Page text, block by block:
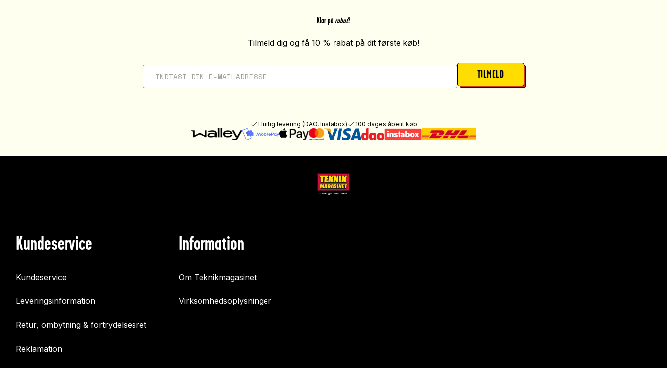
Klar på rabat?
Tilmeld dig og få 10 % rabat på dit første køb!
TILMELD
Hurtig levering (DAO, Instabox) 100 dages åbent køb
Kundeservice
Kundeservice
Leveringsinformation
Retur, ombytning & fortrydelsesret
Reklamation
Information
Om Teknikmagasinet
Virksomhedsoplysninger